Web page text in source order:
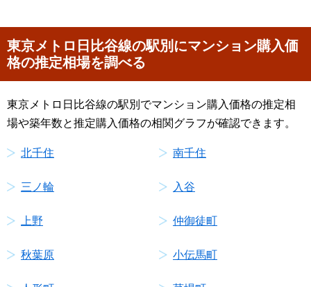
東京メトロ日比谷線の駅別にマンション購入価
格の推定相場を調べる
東京メトロ日比谷線の駅別でマンション購入価格の推定相
場や築年数と推定購入価格の相関グラフが確認できます。
北千住 南千住
三ノ輪 入谷
上野 仲御徒町
秋葉原 小伝馬町